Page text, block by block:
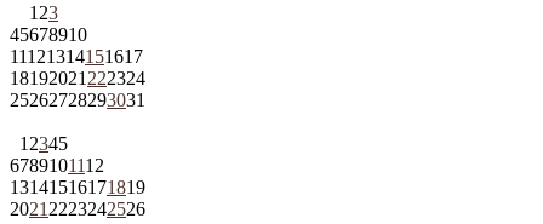
1 23
45678910
11121314151617
18192021 222324
25262728293031
1 2345
6789101112
13141516171819
2021 2223242526